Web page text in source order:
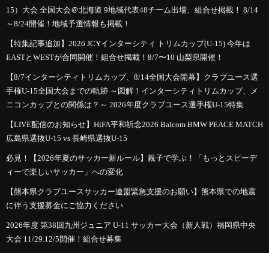
15）大会 全国大会＠北海道 9地域代表48チーム出場、組合せ掲載！ 8/14
～8/24開催！地域予選情報も掲載！
【特集記事追加】2026 JCYインターシティ トリムカップ(U-15) 今年は
EASTとWESTが合同開催！組合せ掲載！8/7〜10 山梨県開催！
【8/7インターシティトリムカップ、8/14全国大会開幕】クラブユース選
手権U-15全国大会までの軌跡 ～図解！インターシティトリムカップ、メ
ニコンカップとの関係は？～ 2026年度クラブユース選手権U-15特集
【LIVE配信のお知らせ】HiFA平和祈念2026 Balcom BMW PEACE MATCH
広島県選抜U-15 vs 長崎県選抜U-15
必見！【2026年夏のサッカー新ルール】親子で学ぶ！「もっとスピーデ
ィーで楽しいサッカー」への変化
【熊本県クラブユースサッカー連盟緊急支援のお願い】熊本県での地震
に伴う支援募金にご協力ください
2026年度 第38回九州ジュニア U-11 サッカー大会（新人戦）福岡県中央
大会 11/29.12/5開催！組合せ募集